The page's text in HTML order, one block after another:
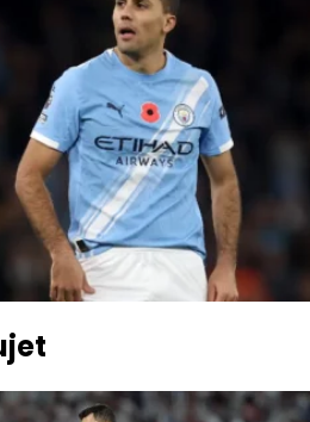
a perdu le dossier
pour Rodri, le Real Madrid
inverser la tendance. Plusieurs
dans un dossier qui
destiné.